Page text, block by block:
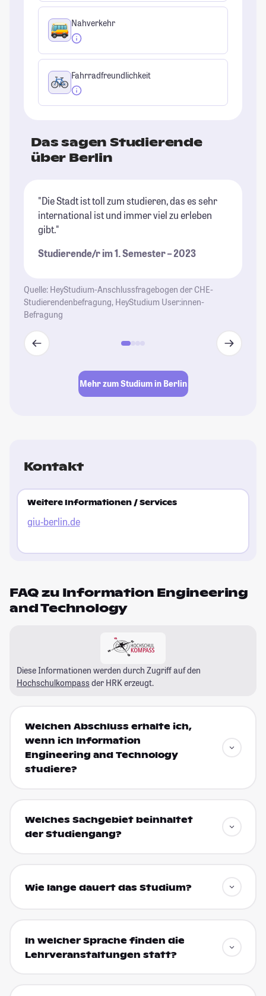
Nahverkehr
Fahrradfreundlichkeit
Das sagen Studierende
über Berlin
"Die Stadt ist toll zum studieren, das es sehr
international ist und immer viel zu erleben
gibt."
Studierende/r im 1. Semester – 2023
Quelle: HeyStudium-Anschlussfragebogen der CHE-
Studierendenbefragung, HeyStudium User:innen-
Befragung
Mehr zum Studium in Berlin
Kontakt
Weitere Informationen / Services
giu-berlin.de
FAQ zu Information Engineering
and Technology
Diese Informationen werden durch Zugriff auf den
Hochschulkompass der HRK erzeugt.
Welchen Abschluss erhalte ich,
wenn ich Information
Engineering and Technology
studiere?
Welches Sachgebiet beinhaltet
der Studiengang?
Wie lange dauert das Studium?
In welcher Sprache finden die
Lehrveranstaltungen statt?